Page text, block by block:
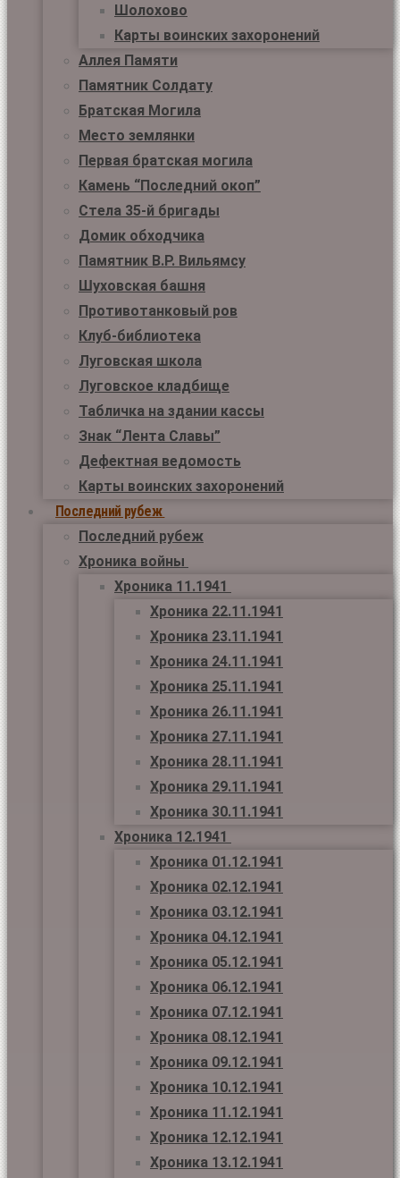
Шолохово
Карты воинских захоронений
Аллея Памяти
Памятник Солдату
Братская Могила
Место землянки
Первая братская могила
Камень “Последний окоп”
Стела 35-й бригады
Домик обходчика
Памятник В.Р. Вильямсу
Шуховская башня
Противотанковый ров
Клуб-библиотека
Луговская школа
Луговское кладбище
Табличка на здании кассы
Знак “Лента Славы”
Дефектная ведомость
Карты воинских захоронений
Последний рубеж
Последний рубеж
Хроника войны
Хроника 11.1941
Хроника 22.11.1941
Хроника 23.11.1941
Хроника 24.11.1941
Хроника 25.11.1941
Хроника 26.11.1941
Хроника 27.11.1941
Хроника 28.11.1941
Хроника 29.11.1941
Хроника 30.11.1941
Хроника 12.1941
Хроника 01.12.1941
Хроника 02.12.1941
Хроника 03.12.1941
Хроника 04.12.1941
Хроника 05.12.1941
Хроника 06.12.1941
Хроника 07.12.1941
Хроника 08.12.1941
Хроника 09.12.1941
Хроника 10.12.1941
Хроника 11.12.1941
Хроника 12.12.1941
Хроника 13.12.1941